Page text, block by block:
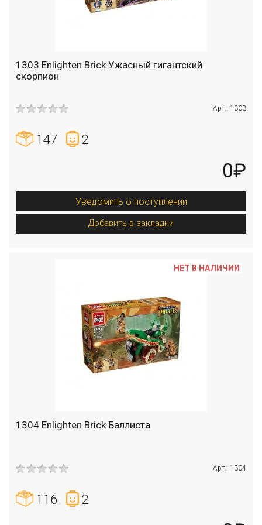
1303 Enlighten Brick Ужасный гигантский
скорпион
Арт.: 1303
147 2
0₽
Уведомить о поступлении
Добавить в закладки
1304 Enlighten Brick Баллиста
Арт.: 1304
116 2
НЕТ В НАЛИЧИИ